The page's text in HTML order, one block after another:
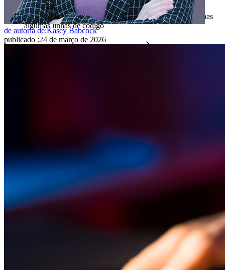
Desbloqueie recursos de passkeys e muito mais com apenas
algumas linhas de código
Bitwarden Authenticator
Downloads
Principais funcionalidades dos planos pessoais
TOTP integrado
Multiplataforma com dispositivos ilimitados
de autoria de:Kasey Babcock
publicado :24 de março de 2026